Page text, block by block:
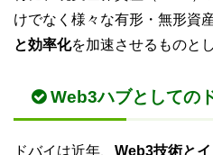
けでなく様々な有形・無形資
と効率化を加速させるものと
Web3ハブとしての
ドバイは近年、 Web3技術と